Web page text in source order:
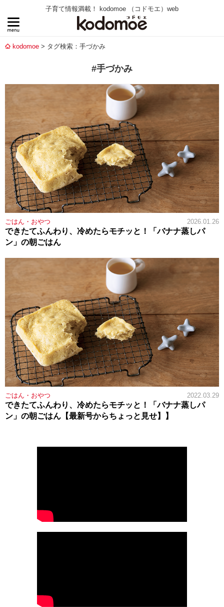
子育て情報満載！ kodomoe （コドモエ）web
kodomoe タグ検索：手づかみ
#手づかみ
ごはん・おやつ 2026.01.26
できたてふんわり、冷めたらモチッと！「バナナ蒸しパ
ン」の朝ごはん
ごはん・おやつ 2022.03.29
できたてふんわり、冷めたらモチッと！「バナナ蒸しパ
ン」の朝ごはん【最新号からちょっと見せ】】